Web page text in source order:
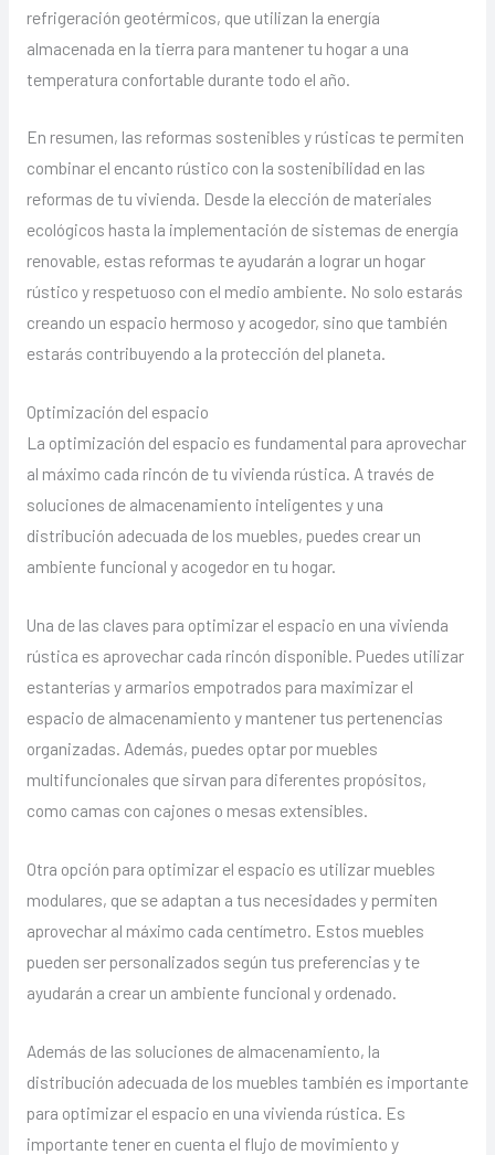
refrigeración geotérmicos, que utilizan la energía
almacenada en la tierra para mantener tu hogar a una
temperatura confortable durante todo el año.
En resumen, las reformas sostenibles y rústicas te permiten
combinar el encanto rústico con la sostenibilidad en las
reformas de tu vivienda. Desde la elección de materiales
ecológicos hasta la implementación de sistemas de energía
renovable, estas reformas te ayudarán a lograr un hogar
rústico y respetuoso con el medio ambiente. No solo estarás
creando un espacio hermoso y acogedor, sino que también
estarás contribuyendo a la protección del planeta.
Optimización del espacio
La optimización del espacio es fundamental para aprovechar
al máximo cada rincón de tu vivienda rústica. A través de
soluciones de almacenamiento inteligentes y una
distribución adecuada de los muebles, puedes crear un
ambiente funcional y acogedor en tu hogar.
Una de las claves para optimizar el espacio en una vivienda
rústica es aprovechar cada rincón disponible. Puedes utilizar
estanterías y armarios empotrados para maximizar el
espacio de almacenamiento y mantener tus pertenencias
organizadas. Además, puedes optar por muebles
multifuncionales que sirvan para diferentes propósitos,
como camas con cajones o mesas extensibles.
Otra opción para optimizar el espacio es utilizar muebles
modulares, que se adaptan a tus necesidades y permiten
aprovechar al máximo cada centímetro. Estos muebles
pueden ser personalizados según tus preferencias y te
ayudarán a crear un ambiente funcional y ordenado.
Además de las soluciones de almacenamiento, la
distribución adecuada de los muebles también es importante
para optimizar el espacio en una vivienda rústica. Es
importante tener en cuenta el flujo de movimiento y